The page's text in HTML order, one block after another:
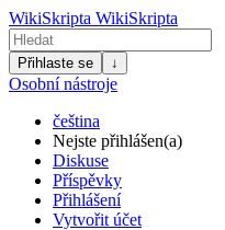
WikiSkripta WikiSkripta
Přihlaste se ↓
Osobní nástroje
čeština
Nejste přihlášen(a)
Diskuse
Příspěvky
Přihlášení
Vytvořit účet